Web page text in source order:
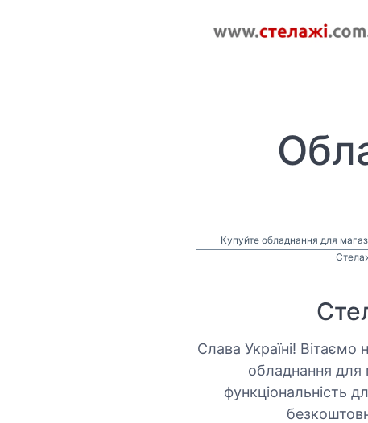
Купуйте обладнання для
Слава Україні!
обладнання для
функціональність